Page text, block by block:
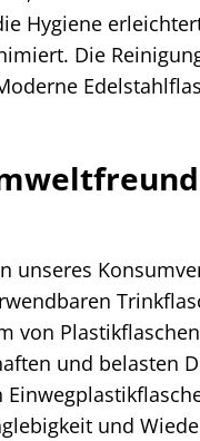
Hygiene
Die
unseres
von
und belasten
und